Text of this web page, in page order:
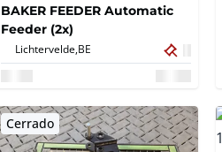
BAKER FEEDER Automatic
Feeder (2x)
Lichtervelde, BE
Cerrado